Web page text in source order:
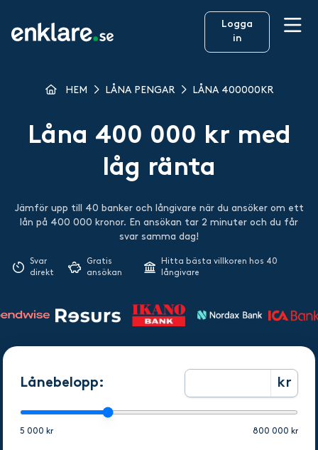
Logga
in
HEM LÅNA PENGAR LÅNA 400000KR
Låna 400 000 kr med
låg ränta
Jämför upp till 40 banker och långivare när du ansöker om ett
lån på 400 000 kronor. En ansökan tar 2 minuter och du får
svar samma dag!
Svar
direkt
Gratis
ansökan
Hitta bästa villkoren hos 40
långivare
Lånebelopp: kr
5 000 kr 800 000 kr